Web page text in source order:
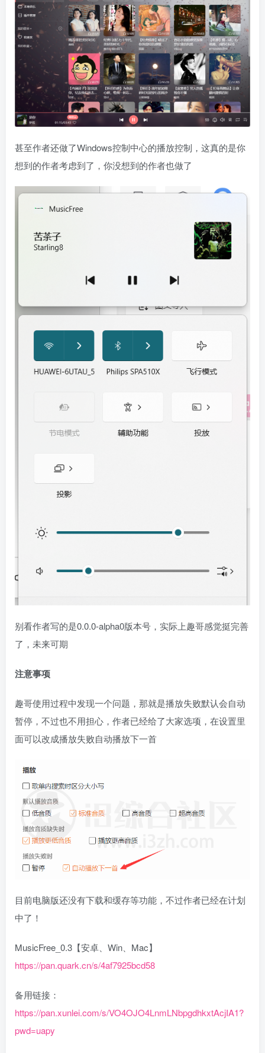
甚至作者还做了Windows控制中心的播放控制，这真的是你
想到的作者考虑到了，你没想到的作者也做了
别看作者写的是0.0.0-alpha0版本号，实际上趣哥感觉挺完善
了，未来可期
注意事项
趣哥使用过程中发现一个问题，那就是播放失败默认会自动
暂停，不过也不用担心，作者已经给了大家选项，在设置里
面可以改成播放失败自动播放下一首
目前电脑版还没有下载和缓存等功能，不过作者已经在计划
中了！
MusicFree_0.3【安卓、Win、Mac】
https://pan.quark.cn/s/4af7925bcd58
备用链接：
https://pan.xunlei.com/s/VO4OJO4LnmLNbpgdhkxtAcjIA1?
pwd=uapy